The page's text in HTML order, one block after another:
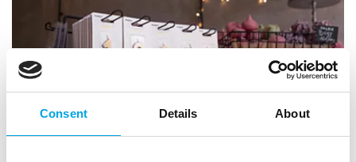
Consent Details About